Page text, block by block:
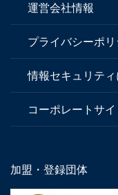
運営会社情報
プライバシーポ
情報セキュリテ
コーポレートサイ
加盟・登録団体